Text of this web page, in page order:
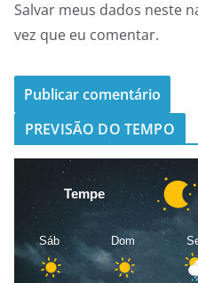
Salvar meus dados neste
vez que eu comentar.
PREVISÃO DO TEMPO
Tempe
Sáb Dom